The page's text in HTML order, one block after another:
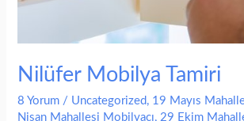
Nilüfer Mobilya Tamiri
8 Yorum / Uncategorized, 19 Mayıs
Nisan Mahallesi Mobilyacı,29 Ekim